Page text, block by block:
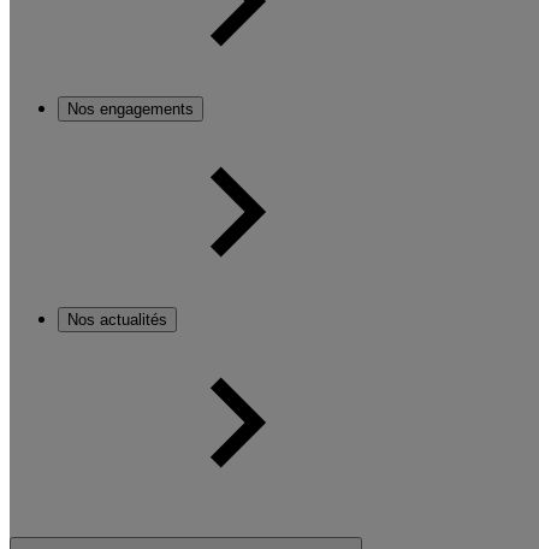
Nos engagements
Nos actualités